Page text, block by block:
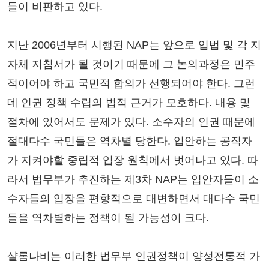
들이 비판하고 있다.
지난 2006년부터 시행된 NAP는 앞으로 입법 및 각 지
자체 지침서가 될 것이기 때문에 그 논의과정은 민주
적이어야 하고 국민적 합의가 선행되어야 한다. 그런
데 인권 정책 수립의 법적 근거가 모호하다. 내용 및
절차에 있어서도 문제가 있다. 소수자의 인권 때문에
절대다수 국민들은 역차별 당한다. 입안하는 공직자
가 지켜야할 중립적 입장 원칙에서 벗어나고 있다. 따
라서 법무부가 추진하는 제3차 NAP는 입안자들이 소
수자들의 입장을 편향적으로 대변하면서 대다수 국민
들을 역차별하는 정책이 될 가능성이 크다.
샬롬나비는 이러한 법무부 인권정책이 양성전통적 가